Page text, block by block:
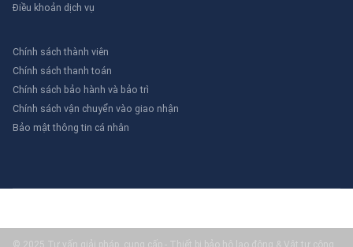
Điều khoản dịch vụ
Chính sách thành viên
Chính sách thanh toán
Chính sách bảo hành và bảo trì
Chính sách vận chuyển vào giao nhận
Bảo mật thông tin cá nhân
© 2025 Tư vấn giải pháp, cung cấp - Thiết bị bảo hộ lao động & Vật tư công